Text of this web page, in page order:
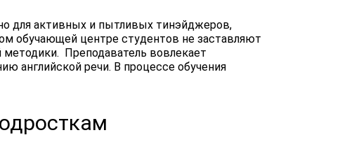
для активных и пытливых тинэйджеров,
обучающей центре студентов не заставляют
Преподаватель вовлекает
английской речи. В процессе обучения